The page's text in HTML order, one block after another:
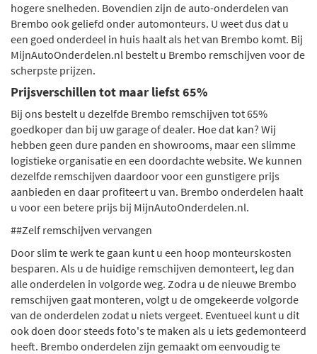
hogere snelheden. Bovendien zijn de auto-onderdelen van
Brembo ook geliefd onder automonteurs. U weet dus dat u
een goed onderdeel in huis haalt als het van Brembo komt. Bij
MijnAutoOnderdelen.nl bestelt u Brembo remschijven voor de
scherpste prijzen.
Prijsverschillen tot maar liefst 65%
Bij ons bestelt u dezelfde Brembo remschijven tot 65%
goedkoper dan bij uw garage of dealer. Hoe dat kan? Wij
hebben geen dure panden en showrooms, maar een slimme
logistieke organisatie en een doordachte website. We kunnen
dezelfde remschijven daardoor voor een gunstigere prijs
aanbieden en daar profiteert u van. Brembo onderdelen haalt
u voor een betere prijs bij MijnAutoOnderdelen.nl.
##Zelf remschijven vervangen
Door slim te werk te gaan kunt u een hoop monteurskosten
besparen. Als u de huidige remschijven demonteert, leg dan
alle onderdelen in volgorde weg. Zodra u de nieuwe Brembo
remschijven gaat monteren, volgt u de omgekeerde volgorde
van de onderdelen zodat u niets vergeet. Eventueel kunt u dit
ook doen door steeds foto's te maken als u iets gedemonteerd
heeft. Brembo onderdelen zijn gemaakt om eenvoudig te